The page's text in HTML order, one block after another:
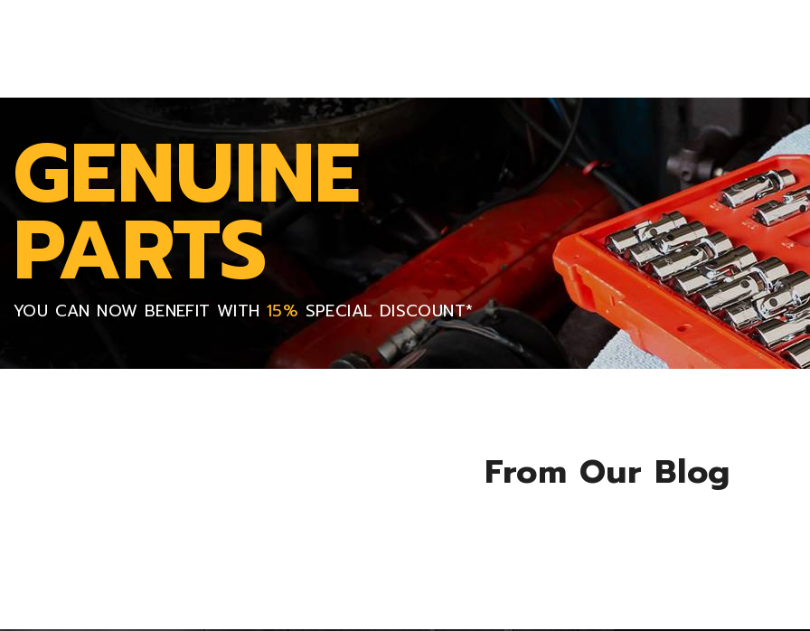
GENUINE
PARTS
YOU CAN NOW BENEFIT WITH 15% SPECIAL DISCOUNT*
From Our Blog